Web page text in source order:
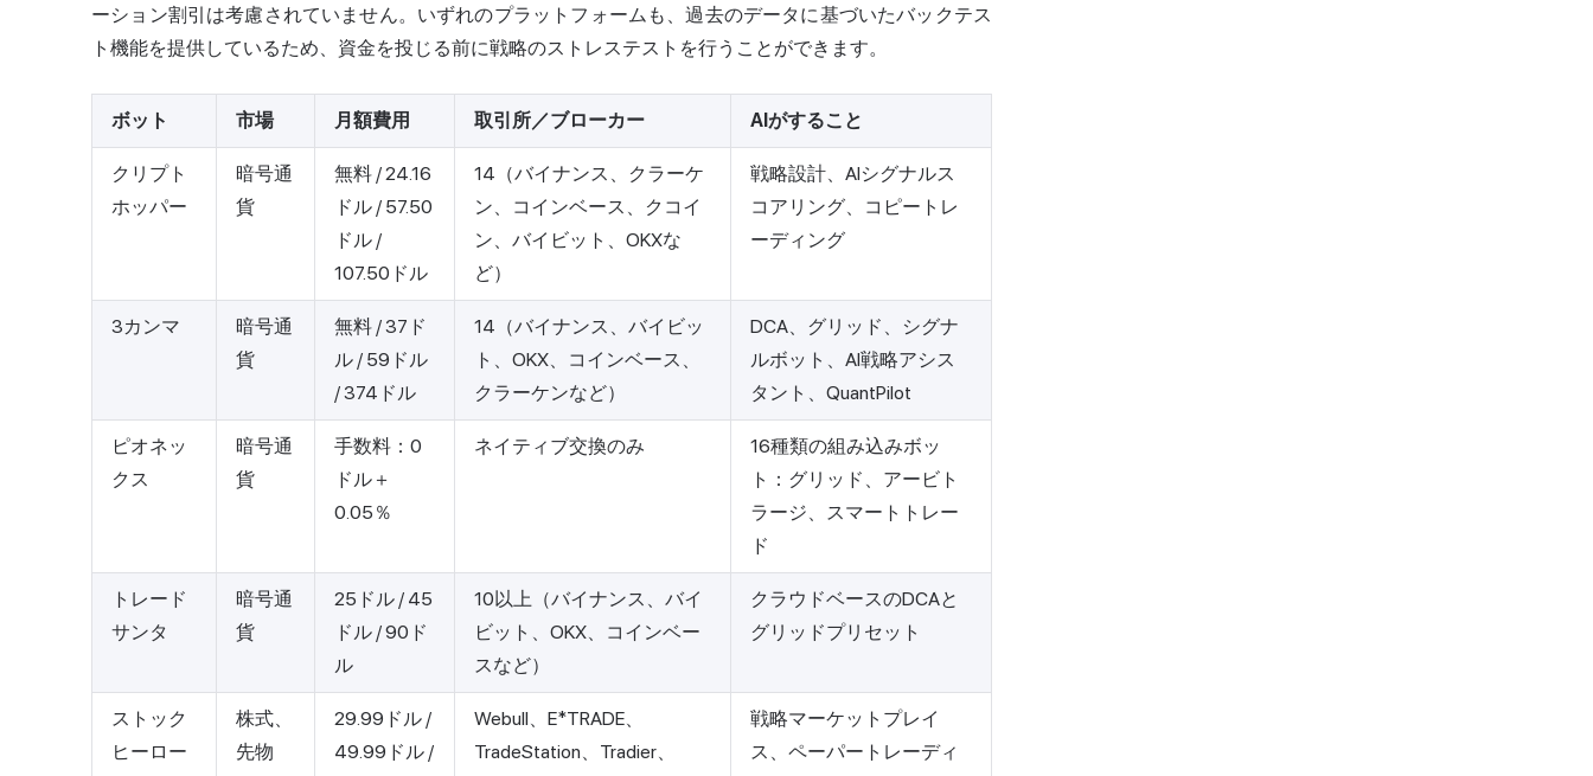
ーション割引は考慮されていません。いずれのプラットフォームも、過去のデータに基づいたバックテス
ト機能を提供しているため、資金を投じる前に戦略のストレステストを行うことができます。
ボット 市場 月額費用 取引所／ブローカー AIがすること
クリプト
ホッパー
暗号通
貨
無料 / 24.16
ドル / 57.50
ドル /
107.50ドル
14（バイナンス、クラーケ
ン、コインベース、クコイ
ン、バイビット、OKXな
ど）
戦略設計、AIシグナルス
コアリング、コピートレ
ーディング
3カンマ
暗号通
貨
無料 / 37ド
ル / 59ドル
/ 374ドル
14（バイナンス、バイビッ
ト、OKX、コインベース、
クラーケンなど）
DCA、グリッド、シグナ
ルボット、AI戦略アシス
タント、QuantPilot
ピオネッ
クス
暗号通
貨
手数料：0
ドル＋
0.05％
ネイティブ交換のみ
16種類の組み込みボッ
ト：グリッド、アービト
ラージ、スマートトレー
ド
トレード
サンタ
暗号通
貨
25ドル / 45
ドル / 90ド
ル
10以上（バイナンス、バイ
ビット、OKX、コインベー
スなど）
クラウドベースのDCAと
グリッドプリセット
ストック
ヒーロー
株式、
先物
29.99ドル /
49.99ドル /
Webull、E*TRADE、
TradeStation、Tradier、
戦略マーケットプレイ
ス、ペーパートレーディ